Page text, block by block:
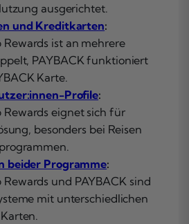
ausgerichtet.
und Kreditkarten:
Rewards ist an mehrere
PAYBACK funktioniert
Karte.
Profile:
Rewards eignet sich für
besonders bei Reisen
beider Programme:
und PAYBACK sind
mit unterschiedlichen